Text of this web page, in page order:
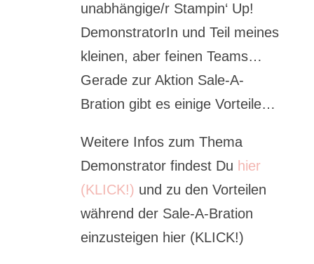
unabhängige/r Stampin‘ Up!
DemonstratorIn und Teil meines
kleinen, aber feinen Teams…
Gerade zur Aktion Sale-A-
Bration gibt es einige Vorteile…
Weitere Infos zum Thema
Demonstrator findest Du hier
(KLICK!) und zu den Vorteilen
während der Sale-A-Bration
einzusteigen hier (KLICK!)